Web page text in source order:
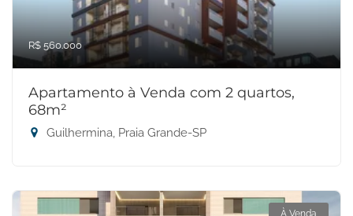
R$ 560.000
Apartamento à Venda com 2 quartos,
68m²
Guilhermina, Praia Grande-SP
À Venda